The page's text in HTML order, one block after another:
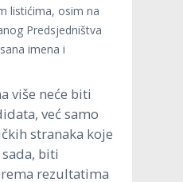
listićima, osim na
Predsjedništva
imena i
više neće biti
već samo
stranaka koje
biti
rezultatima